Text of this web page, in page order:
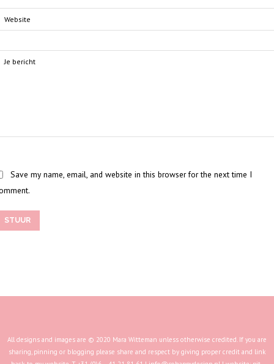
Save my name, email, and website in this browser for the next time I
STUUR
All designs and images are © 2020 Mara Witteman unless otherwise credited. If you are
sharing, pinning or blogging please share and respect by giving proper credit and link